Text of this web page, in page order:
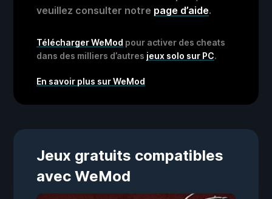
veuillez consulter notre page d’aide.
Télécharger WeMod pour activer des cheats
dans des milliers d’autres jeux solo sur PC.
En savoir plus sur WeMod
Jeux gratuits compatibles
avec WeMod